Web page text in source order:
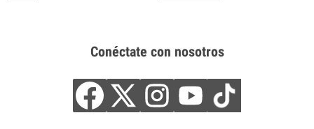
Conéctate con nosotros